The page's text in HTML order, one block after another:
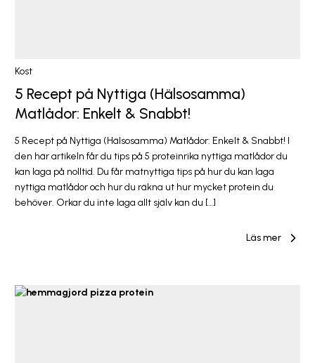
Kost
5 Recept på Nyttiga (Hälsosamma)
Matlådor: Enkelt & Snabbt!
5 Recept på Nyttiga (Hälsosamma) Matlådor: Enkelt & Snabbt! I
den här artikeln får du tips på 5 proteinrika nyttiga matlådor du
kan laga på nolltid. Du får matnyttiga tips på hur du kan laga
nyttiga matlådor och hur du räkna ut hur mycket protein du
behöver. Orkar du inte laga allt själv kan du […]
Läs mer